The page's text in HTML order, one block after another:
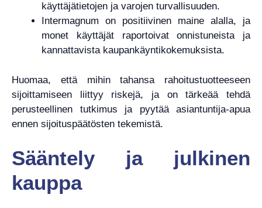
käyttäjätietojen ja varojen turvallisuuden.
Intermagnum on positiivinen maine alalla, ja
monet käyttäjät raportoivat onnistuneista ja
kannattavista kaupankäyntikokemuksista.
Huomaa, että mihin tahansa rahoitustuotteeseen
sijoittamiseen liittyy riskejä, ja on tärkeää tehdä
perusteellinen tutkimus ja pyytää asiantuntija-apua
ennen sijoituspäätösten tekemistä.
Sääntely ja julkinen
kauppa